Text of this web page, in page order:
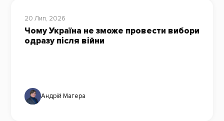
20 Лип, 2026
Чому Україна не зможе провести вибори
одразу після війни
Андрій Магера